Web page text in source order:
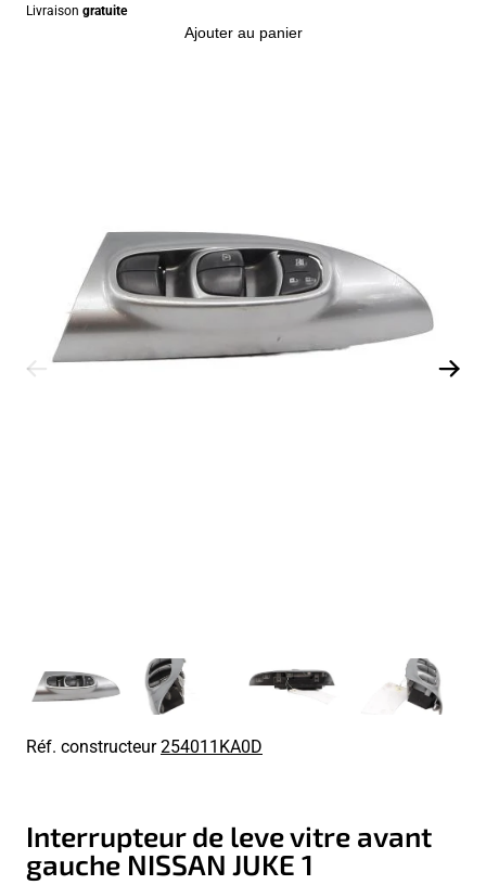
Livraison gratuite
Ajouter au panier
Réf. constructeur254011KA0D
Interrupteur de leve vitre avant
gauche NISSAN JUKE 1